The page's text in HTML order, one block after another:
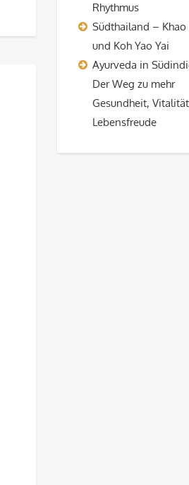
Rhythmus
Südthailand – Khao
und Koh Yao Yai
Ayurveda in
Der Weg zu mehr
Gesundheit,
Lebensfreude